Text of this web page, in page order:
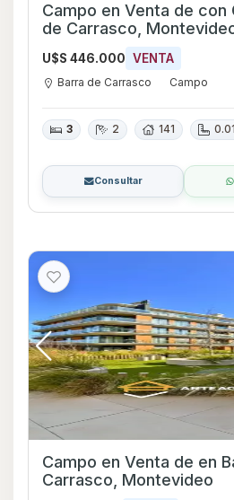
Campo en Venta de con Garage en Barra
de Carrasco,
U$S 446.000 VENTA
Barra de Carrasco Campo
3 2 141
Consultar
Campo en Venta de en Barra de
Carrasco, Montevideo